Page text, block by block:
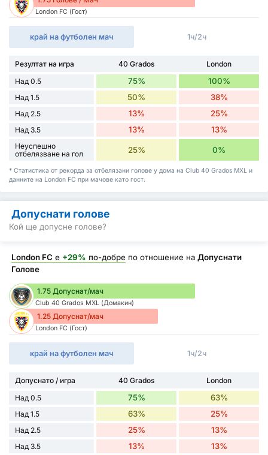
London FC (Гост)
край на футболен мач 1ч/2ч
Резултат на игра 40 Grados
London
Над 0.5
75% 100%
Над 1.5 50% 38%
Над 2.5 13% 25%
Над 3.5 13% 13%
Неуспешно
отбелязване на гол
25% 0%
* Статистика от рекорда за отбелязани голове у дома на Club 40 Grados MXL и
данните на London FC при мачове като гост.
Допуснати голове
Кой ще допусне голове?
London FC е +29% по-добре по отношение на Допуснати
Голове
1.75 Допуснат/мач
Club 40 Grados MXL (Домакин)
1.25 Допуснат/мач
London FC (Гост)
край на футболен мач 1ч/2ч
Допуснато / игра 40 Grados
London
Над 0.5
75% 63%
Над 1.5 63% 25%
Над 2.5 25% 13%
Над 3.5 13% 13%